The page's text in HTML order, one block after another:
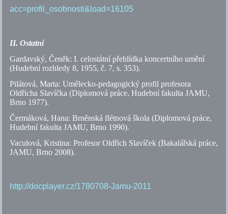
acc=profil_osobnosti&load=16105
II. Ostatní
Gardavský, Čeněk: I. celostátní přehlídka koncertního umění
(Hudební rozhledy 8, 1955,č. 7, s. 353).
Pilátová, Marta: Umělecko-pedagogický profil profesora
Oldřicha Slavíčka (Diplomová práce, Hudební fakultaJAMU,
Brno 1977).
Čermáková, Hana: Brněnská flétnová škola (Diplomová práce,
Hudební fakultaJAMU, Brno 1990).
Vaculová, Kristina: Profesor Oldřich Slavíček (Bakalářská práce,
JAMU, Brno 2008).
http://docplayer.cz/1780708-Jamu-2011